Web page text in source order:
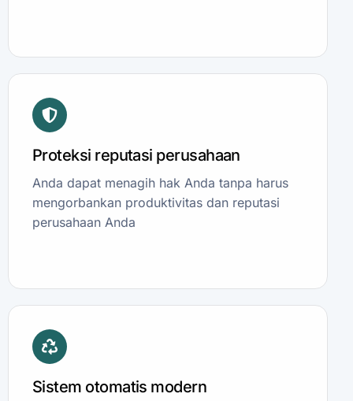
Proteksi reputasi perusahaan
Anda dapat menagih hak Anda tanpa harus
mengorbankan produktivitas dan reputasi
perusahaan Anda
Sistem otomatis modern